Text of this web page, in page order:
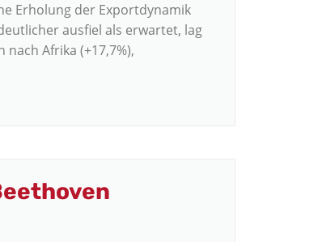
Erholung der Exportdynamik
ausfiel als erwartet, lag
Afrika (+17,7%),